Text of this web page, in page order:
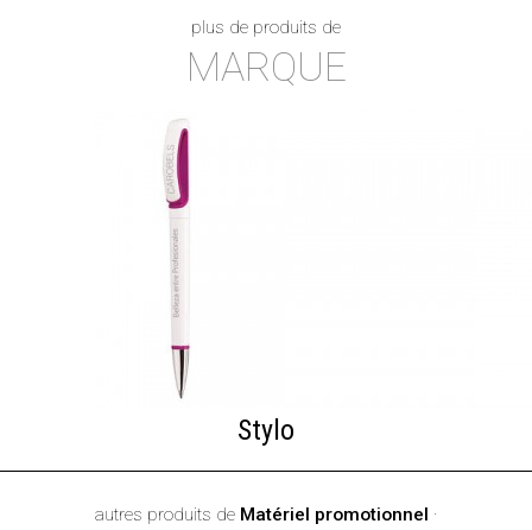
plus de produits de
MARQUE
Stylo
autres produits de Matériel promotionnel ·